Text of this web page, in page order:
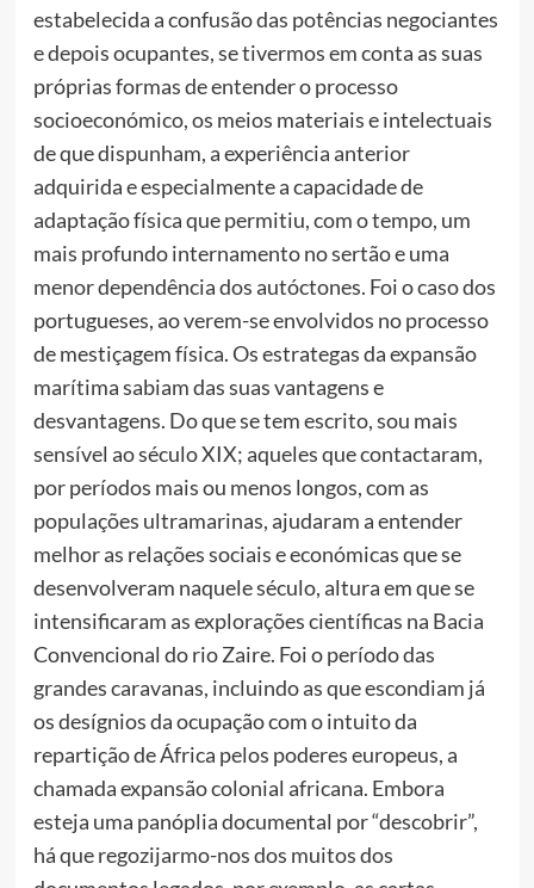
estabelecida a confusão das potências negociantes
e depois ocupantes, se tivermos em conta as suas
próprias formas de entender o processo
socioeconómico, os meios materiais e intelectuais
de que dispunham, a experiência anterior
adquirida e especialmente a capacidade de
adaptação física que permitiu, com o tempo, um
mais profundo internamento no sertão e uma
menor dependência dos autóctones. Foi o caso dos
portugueses, ao verem-se envolvidos no processo
de mestiçagem física. Os estrategas da expansão
marítima sabiam das suas vantagens e
desvantagens. Do que se tem escrito, sou mais
sensível ao século XIX; aqueles que contactaram,
por períodos mais ou menos longos, com as
populações ultramarinas, ajudaram a entender
melhor as relações sociais e económicas que se
desenvolveram naquele século, altura em que se
intensificaram as explorações científicas na Bacia
Convencional do rio Zaire. Foi o período das
grandes caravanas, incluindo as que escondiam já
os desígnios da ocupação com o intuito da
repartição de África pelos poderes europeus, a
chamada expansão colonial africana. Embora
esteja uma panóplia documental por “descobrir”,
há que regozijarmo-nos dos muitos dos